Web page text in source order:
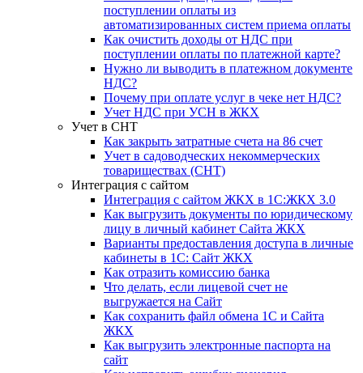
поступлении оплаты из
автоматизированных систем приема оплаты
Как очистить доходы от НДС при
поступлении оплаты по платежной карте?
Нужно ли выводить в платежном документе
НДС?
Почему при оплате услуг в чеке нет НДС?
Учет НДС при УСН в ЖКХ
Учет в СНТ
Как закрыть затратные счета на 86 счет
Учет в садоводческих некоммерческих
товариществах (СНТ)
Интеграция с сайтом
Интеграция с сайтом ЖКХ в 1С:ЖКХ 3.0
Как выгрузить документы по юридическому
лицу в личный кабинет Сайта ЖКХ
Варианты предоставления доступа в личные
кабинеты в 1С: Сайт ЖКХ
Как отразить комиссию банка
Что делать, если лицевой счет не
выгружается на Сайт
Как сохранить файл обмена 1С и Сайта
ЖКХ
Как выгрузить электронные паспорта на
сайт